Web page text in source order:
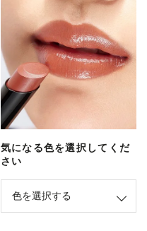
気になる色を選択してくだ
さい
色を選択する